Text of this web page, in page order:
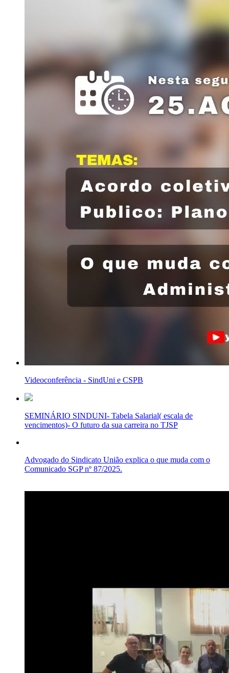
Videoconferência - SindUni e CSPB
SEMINÁRIO SINDUNI- Tabela Salarial( escala de
vencimentos)- O futuro da sua carreira no TJSP
Advogado do Sindicato União explica o que muda com o
Comunicado SGP nº 87/2025.